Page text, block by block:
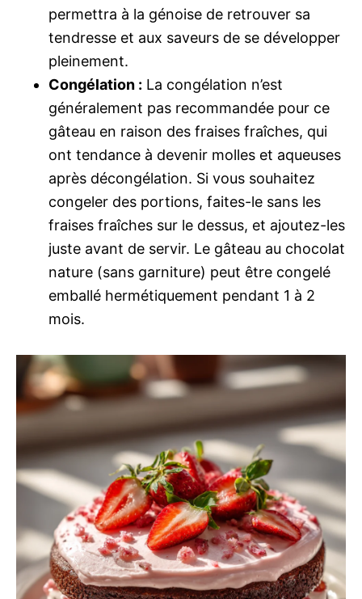
permettra à la génoise de retrouver sa
tendresse et aux saveurs de se développer
pleinement.
Congélation : La congélation n’est
généralement pas recommandée pour ce
gâteau en raison des fraises fraîches, qui
ont tendance à devenir molles et aqueuses
après décongélation. Si vous souhaitez
congeler des portions, faites-le sans les
fraises fraîches sur le dessus, et ajoutez-les
juste avant de servir. Le gâteau au chocolat
nature (sans garniture) peut être congelé
emballé hermétiquement pendant 1 à 2
mois.